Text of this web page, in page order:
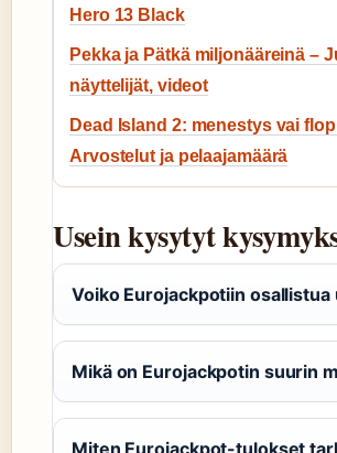
Hero 13 Black
Pekka ja Pätkä miljonääreinä –
näyttelijät, videot
Dead Island 2: menestys vai
Arvostelut ja pelaajamäärä
Usein kysytyt
Voiko Eurojackpotiin osallistua
Mikä on Eurojackpotin suurin
Miten Eurojackpot-tulokset